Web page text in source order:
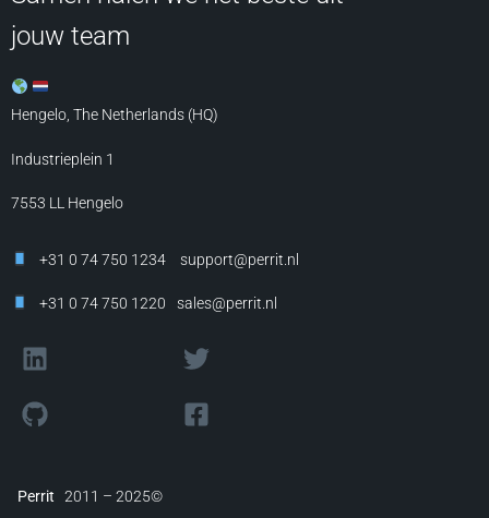
jouw team
Hengelo, The Netherlands (HQ)
Industrieplein 1
7553 LL Hengelo
+31 0 74 750 1234 support@perrit.nl
+31 0 74 750 1220 sales@perrit.nl
Perrit 2011 – 2025©